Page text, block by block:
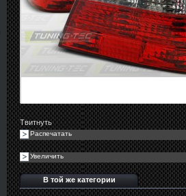
Твитнуть
Распечатать
Увеличить
В той же категории